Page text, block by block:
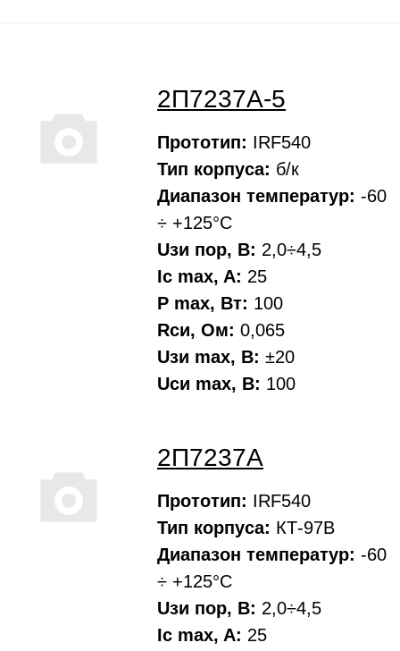
2П7237А-5
Прототип: IRF540
Тип корпуса: б/к
Диапазон температур: -60
÷ +125°С
Uзи пор, В: 2,0÷4,5
Ic max, A: 25
P max, Вт: 100
Rси, Oм: 0,065
Uзи max, В: ±20
Uси max, В: 100
2П7237А
Прототип: IRF540
Тип корпуса: КТ-97В
Диапазон температур: -60
÷ +125°С
Uзи пор, В: 2,0÷4,5
Ic max, A: 25